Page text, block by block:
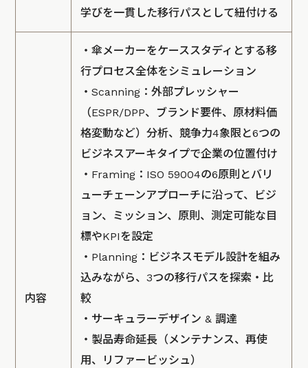
学びを一貫した移行パスとして紐付ける
内容
・傘メーカーをケーススタディとする移
行プロセス全体をシミュレーション
・Scanning：外部プレッシャー
（ESPR/DPP、ブランド要件、原材料価
格変動など）分析、競争力4象限と6つの
ビジネスアーキタイプで企業の位置付け
・Framing：ISO 59004の6原則とバリ
ューチェーンアプローチに沿って、ビジ
ョン、ミッション、原則、測定可能な目
標やKPIを設定
・Planning：ビジネスモデル設計を組み
込みながら、3つの移行パスを探索・比
較
・サーキュラーデザイン & 調達
・製品寿命延長（メンテナンス、再使
用、リファービッシュ）